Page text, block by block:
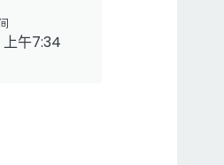
上午7:34